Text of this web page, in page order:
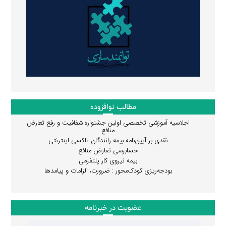
مطالب نوافزوده
اجلاسیه آموزشی تخصصی اولین جشنواره شفافیت و رفع تعارض
منافع
نقدی بر آیین‌نامه بیمه رانندگان تاکسی اینترنتی
حسابرسی تعارض منافع
بیمه نیروی کار پلتفرمی
بودجه‌ریزی کودک‌محور : ضرورت، الزامات و پیامدها
عضویت در خبرنامه